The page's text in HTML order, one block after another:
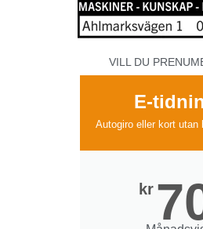
VILL DU
E-
Autogiro eller kort utan
kr